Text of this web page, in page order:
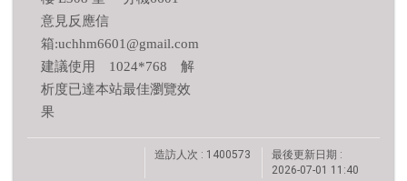
意見反應信
箱:uchhm6601@gmail.com
建議使用 1024*768 解
析度已達本站最佳瀏覽效
果
造訪人次 : 1400573
最後更新日期 :
2026-07-01 11:40